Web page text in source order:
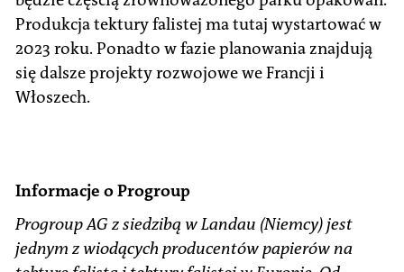
Produkcja tektury falistej ma tutaj wystartować w
2023 roku. Ponadto w fazie planowania znajdują
się dalsze projekty rozwojowe we Francji i
Włoszech.
Informacje o Progroup
Progroup AG z siedzibą w Landau (Niemcy) jest
jednym z wiodących producentów papierów na